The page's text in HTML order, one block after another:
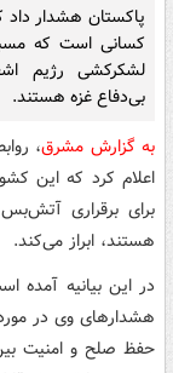
پاکستان هشدار
کسانی است که
لشکرکشی رژیم
بی‌دفاع غزه هستند.
به گزارش مشرق،
اعلام کرد که این
برای برقراری
هستند، ابراز می‌کند.
هشدارهای وی در
حفظ صلح و امنیت